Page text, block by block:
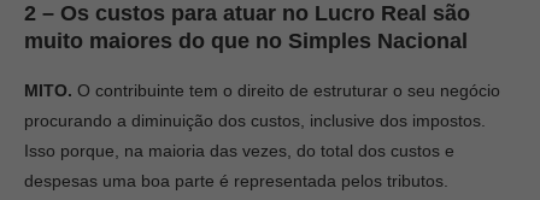
2 – Os custos para atuar no Lucro Real são
muito maiores do que no Simples Nacional
MITO. O contribuinte tem o direito de estruturar o seu negócio
procurando a diminuição dos custos, inclusive dos impostos.
Isso porque, na maioria das vezes, do total dos custos e
despesas uma boa parte é representada pelos tributos.